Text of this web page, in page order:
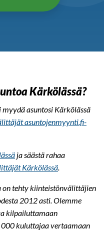
Kärkölässä?
myydä asuntosi Kärkölässä
asuntojenmyynti.fi-
ja säästä rahaa
Kärkölässä.
on tehty kiinteistönvälittäjien
2012 asti. Olemme
kilpailuttamaan
kuluttajaa vertaamaan